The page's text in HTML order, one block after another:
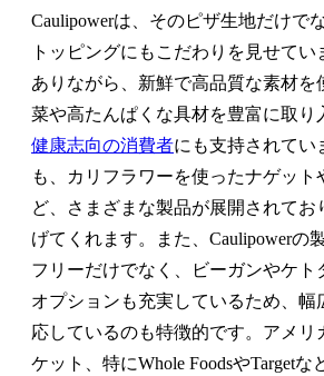
Caulipowerは、そのピザ生地だけで
トッピングにもこだわりを見せて
ありながら、新鮮で高品質な素材を
菜や高たんぱくな具材を豊富に取り
健康志向の消費者にも支持されてい
も、カリフラワーを使ったナゲット
ど、さまざまな製品が展開されてお
げてくれます。また、Caulipowerの
フリーだけでなく、ビーガンやケト
オプションも充実しているため、幅
応しているのも特徴的です。アメリ
ケット、特にWhole FoodsやTargetな